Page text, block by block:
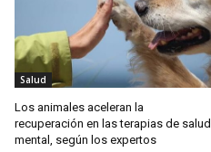
Salud
Los animales aceleran la
recuperación en las terapias de salud
mental, según los expertos